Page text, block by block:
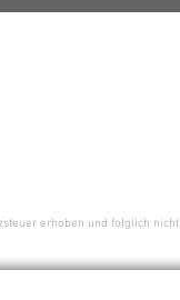
erhoben und folglich nicht